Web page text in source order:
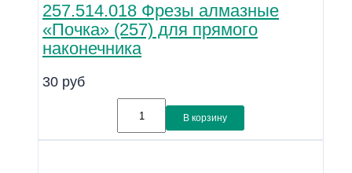
257.514.018 Фрезы алмазные
«Почка» (257) для прямого
наконечника
30 руб
В корзину